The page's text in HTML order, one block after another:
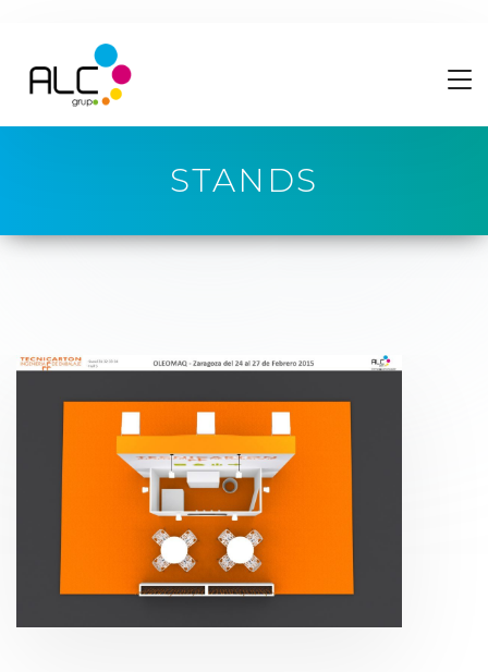
STANDS
Oleomaq | Tecnicartón 2015